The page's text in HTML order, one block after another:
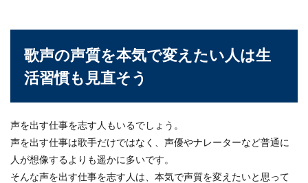
歌声の声質を本気で変えたい人は生
活習慣も見直そう
声を出す仕事を志す人もいるでしょう。
声を出す仕事は歌手だけではなく、声優やナレーターなど普通に
人が想像するよりも遥かに多いです。
そんな声を出す仕事を志す人は、本気で声質を変えたいと思って